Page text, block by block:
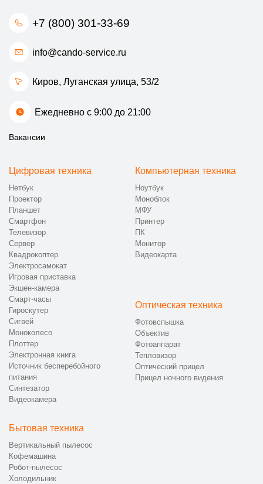
+7 (800) 301-33-69
info@cando-service.ru
Киров, Луганская улица, 53/2
Ежедневно с 9:00 до 21:00
Вакансии
Цифровая техника
Нетбук
Проектор
Планшет
Смартфон
Телевизор
Сервер
Квадрокоптер
Электросамокат
Игровая приставка
Экшен-камера
Смарт-часы
Гироскутер
Сигвей
Моноколесо
Плоттер
Электронная книга
Источник бесперебойного
питания
Синтезатор
Видеокамера
Компьютерная техника
Ноутбук
Моноблок
МФУ
Принтер
ПК
Монитор
Видеокарта
Оптическая техника
Фотовспышка
Объектив
Фотоаппарат
Тепловизор
Оптический прицел
Прицел ночного видения
Бытовая техника
Вертикальный пылесос
Кофемашина
Робот-пылесос
Холодильник